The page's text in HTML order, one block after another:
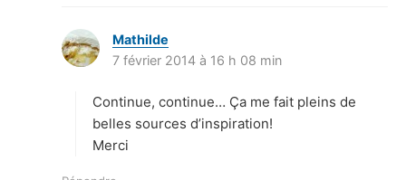
Mathilde
i
:
7 février 2014 à 16 h 08 min
Continue, continue… Ça me fait pleins de
belles sources d’inspiration!
Merci